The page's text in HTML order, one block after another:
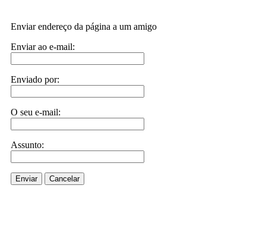
Enviar endereço da página a um amigo
Enviar ao e-mail:
Enviado por:
O seu e-mail:
Assunto:
Enviar Cancelar